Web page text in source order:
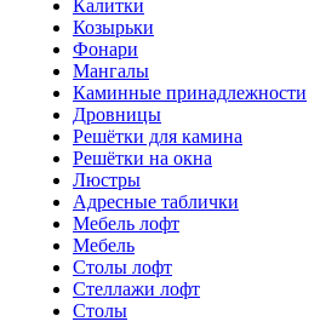
Калитки
Козырьки
Фонари
Мангалы
Каминные принадлежности
Дровницы
Решётки для камина
Решётки на окна
Люстры
Адресные таблички
Мебель лофт
Мебель
Столы лофт
Стеллажи лофт
Cтолы